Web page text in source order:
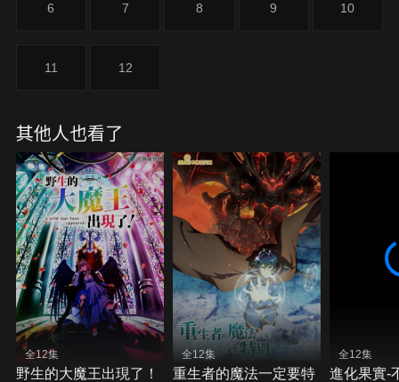
由。」──明白一切之後，少年決心踏上了聖騎士之
6 7 8 9 10
11 12
其他人也看了
全12集
野生的大魔王出現了！
全12集
重生者的魔法一定要特
全12集
進化果實-